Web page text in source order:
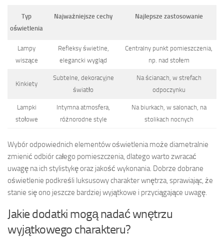
Typ
oświetlenia
Najważniejsze cechy Najlepsze zastosowanie
Lampy
wiszące
Refleksy świetlne,
elegancki wygląd
Centralny punkt pomieszczenia,
np. nad stołem
Kinkiety
Subtelne, dekoracyjne
światło
Na ścianach, w strefach
odpoczynku
Lampki
stołowe
Intymna atmosfera,
różnorodne style
Na biurkach, w salonach, na
stolikach nocnych
Wybór odpowiednich elementów oświetlenia może diametralnie
zmienić odbiór całego pomieszczenia, dlatego warto zwracać
uwagę na ich stylistykę oraz jakość wykonania. Dobrze dobrane
oświetlenie podkreśli luksusowy charakter wnętrza, sprawiając, że
stanie się ono jeszcze bardziej wyjątkowe i przyciągające uwagę.
Jakie dodatki mogą nadać wnętrzu
wyjątkowego charakteru?